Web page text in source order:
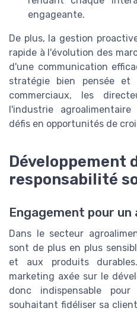
engageante.
De plus, la gestion
rapide à l'évolution des
d'une communication
stratégie bien pensée
commerciaux, les
l'industrie
défis en opportunités de
Développement
responsabilité
Engagement pour un
Dans le secteur
sont de plus en plus
et aux produits
marketing axée sur le
donc indispensable
souhaitant fidéliser sa